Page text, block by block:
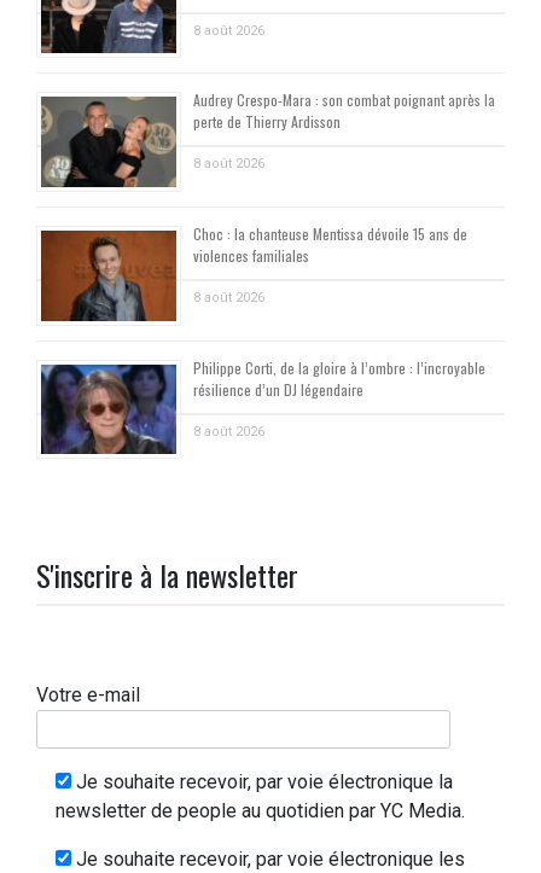
8 août 2026
Audrey Crespo-Mara : son combat poignant après la
perte de Thierry Ardisson
8 août 2026
Choc : la chanteuse Mentissa dévoile 15 ans de
violences familiales
8 août 2026
Philippe Corti, de la gloire à l’ombre : l’incroyable
résilience d’un DJ légendaire
8 août 2026
S'inscrire à la newsletter
Votre e-mail
Je souhaite recevoir, par voie électronique la
newsletter de people au quotidien par YC Media.
Je souhaite recevoir, par voie électronique les